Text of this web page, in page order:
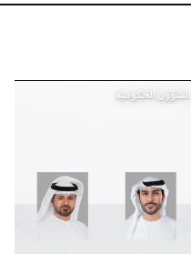
الشؤون الحكومية